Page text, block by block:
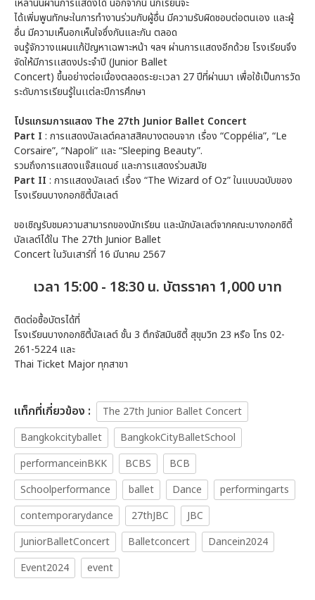
ได้เพิ่มพูนทักษะในการทำงานร่วมกับผู้อื่น มีความรับผิดชอบต่อตนเอง และผู้
อื่น มีความเห็นอกเห็นใจซึ่งกันและกัน ตลอด
จนรู้จักวางแผนแก้ปัญหาเฉพาะหน้า ฯลฯ ผ่านการแสดงอีกด้วย โรงเรียนจึง
จัดให้มีการเเสดงประจำปี (Junior Ballet
Concert) ขึ้นอย่างต่อเนื่องตลอดระยะเวลา 27 ปีที่ผ่านมา เพื่อใช้เป็นการวัด
ระดับการเรียนรู้ในเเต่ละปีการศึกษา
โปรแกรมการแสดง The 27th Junior Ballet Concert
Part I : การแสดงบัลเลต์คลาสสิคบางตอนจาก เรื่อง “Coppélia”, “Le
Corsaire”, “Napoli” และ “Sleeping Beauty”.
รวมถึงการแสดงแจ๊สแดนซ์ และการแสดงร่วมสมัย
Part II : การแสดงบัลเลต์ เรื่อง “The Wizard of Oz” ในแบบฉบับของ
โรงเรียนบางกอกซิตี้บัลเลต์
ขอเชิญรับชมความสามารถของนักเรียน และนักบัลเลต์จากคณะบางกอกซิตี้
บัลเลต์ได้ใน The 27th Junior Ballet
Concert ในวันเสาร์ที่ 16 มีนาคม 2567
เวลา 15:00 - 18:30 น. บัตรราคา 1,000 บาท
ติดต่อซื้อบัตรได้ที่
โรงเรียนบางกอกซิตี้บัลเลต์ ชั้น 3 ตึกจัสมินซิตี้ สุขุมวิท 23 หรือ โทร 02-
261-5224 และ
Thai Ticket Major ทุกสาขา
เเท็กที่เกี่ยวข้อง :
The 27th Junior Ballet Concert
Bangkokcityballet
BangkokCityBalletSchool
performanceinBKK
BCBS
BCB
Schoolperformance
ballet Dance
performingarts
contemporarydance
27thJBC
JBC
JuniorBalletConcert
Balletconcert
Dancein2024
Event2024
event